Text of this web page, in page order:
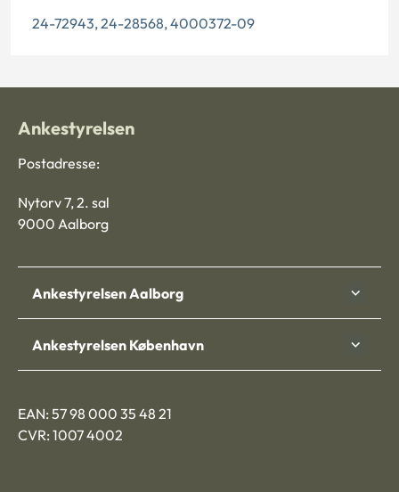
24-72943, 24-28568, 4000372-09
Ankestyrelsen
Postadresse:
Nytorv 7, 2. sal
9000 Aalborg
Ankestyrelsen Aalborg
Ankestyrelsen København
EAN: 57 98 000 35 48 21
CVR: 1007 4002